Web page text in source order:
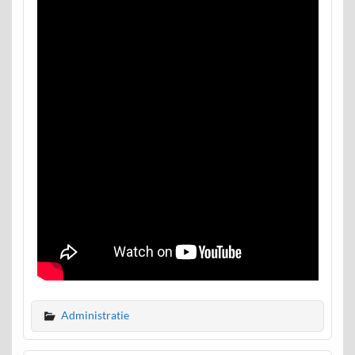
Administratie